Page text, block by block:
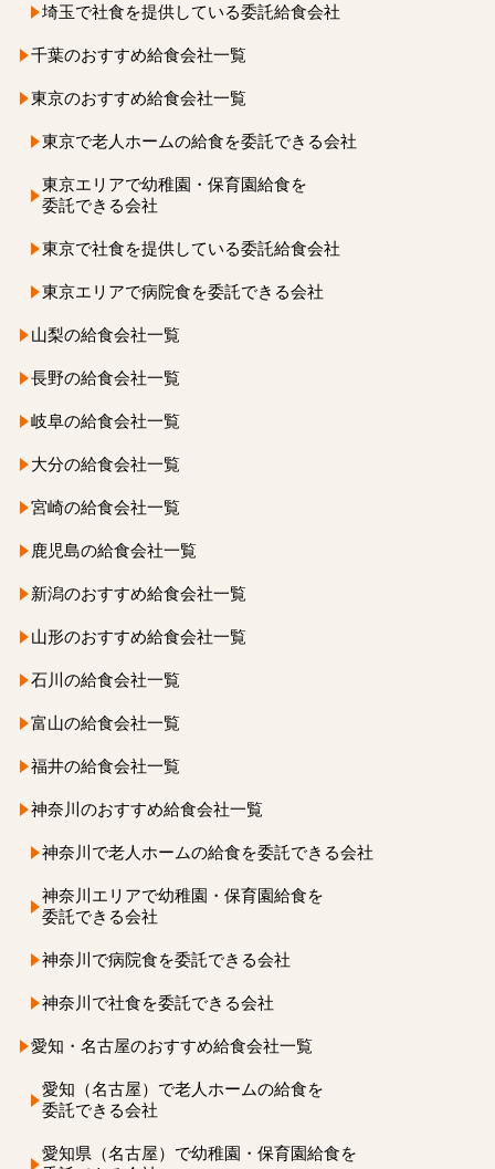
埼玉で社食を提供している委託給食会社
千葉のおすすめ給食会社一覧
東京のおすすめ給食会社一覧
東京で老人ホームの給食を委託できる会社
東京エリアで幼稚園・保育園給食を
委託できる会社
東京で社食を提供している委託給食会社
東京エリアで病院食を委託できる会社
山梨の給食会社一覧
長野の給食会社一覧
岐阜の給食会社一覧
大分の給食会社一覧
宮崎の給食会社一覧
鹿児島の給食会社一覧
新潟のおすすめ給食会社一覧
山形のおすすめ給食会社一覧
石川の給食会社一覧
富山の給食会社一覧
福井の給食会社一覧
神奈川のおすすめ給食会社一覧
神奈川で老人ホームの給食を委託できる会社
神奈川エリアで幼稚園・保育園給食を
委託できる会社
神奈川で病院食を委託できる会社
神奈川で社食を委託できる会社
愛知・名古屋のおすすめ給食会社一覧
愛知（名古屋）で老人ホームの給食を
委託できる会社
愛知県（名古屋）で幼稚園・保育園給食を